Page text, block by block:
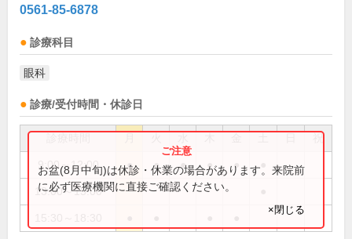
0561-85-6878
診療科目
眼科
診療/受付時間・休診日
祝
9:00～12:00 ● ● ● ● ●
13:00～15:00
お盆(8月中旬)は休診・休業の場合があります。来院前
に必ず医療機関に直接ご確認ください。
×閉じる